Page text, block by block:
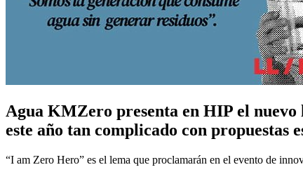
Agua KMZero presenta en HIP el
este año tan complicado con propuestas
“I am Zero Hero” es el lema que proclamarán en el evento de